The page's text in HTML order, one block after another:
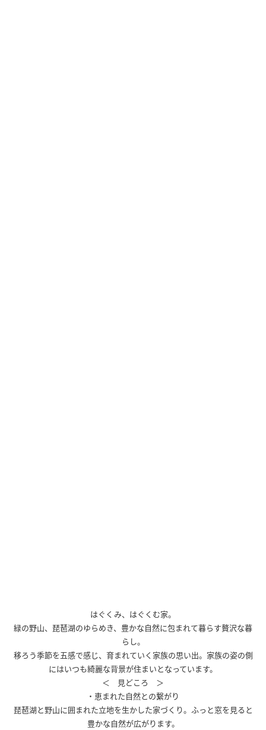
はぐくみ、はぐくむ家。
緑の野山、琵琶湖のゆらめき、豊かな自然に包まれて暮らす贅沢な暮
らし。
移ろう季節を五感で感じ、育まれていく家族の思い出。家族の姿の側
にはいつも綺麗な背景が住まいとなっています。
＜ 見どころ ＞
・恵まれた自然との繋がり
琵琶湖と野山に囲まれた立地を生かした家づくり。ふっと窓を見ると
豊かな自然が広がります。